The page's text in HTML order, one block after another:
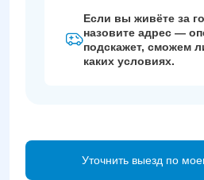
Уточнить выезд по
Если вы живёте за
назовите адрес —
подскажет, сможем
каких условиях.